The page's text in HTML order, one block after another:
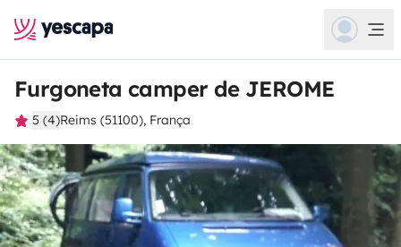
Furgoneta camper de JEROME
5 (4)Reims (51100), França